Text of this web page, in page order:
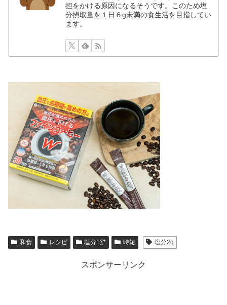
担をかける原因になるそうです。このため塩
分摂取量を１日６g未満の食生活を目指してい
ます。
和食 レシピ 塩分1㌘ 時短 塩分2g
スポンサーリンク